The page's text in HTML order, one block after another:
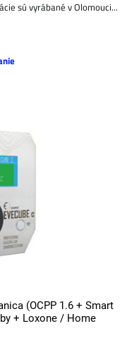
sú vyrábané v Olomouci...
(OCPP 1.6 + Smart
+ Loxone / Home